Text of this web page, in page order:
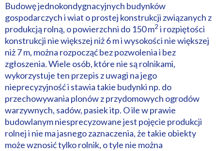
Budowę jednokondygnacyjnych budynków
gospodarczych i wiat o prostej konstrukcji związanych z
produkcją rolną, o powierzchni do 150 m2 i rozpiętości
konstrukcji nie większej niż 6 m i wysokości nie większej
niż 7 m, można rozpocząć bez pozwolenia i bez
zgłoszenia. Wiele osób, które nie są rolnikami,
wykorzystuje ten przepis z uwagi na jego
nieprecyzyjność i stawia takie budynki np. do
przechowywania plonów z przydomowych ogrodów
warzywnych, sadów, pasiek itp. O ile w prawie
budowlanym niesprecyzowane jest pojęcie produkcji
rolnej i nie ma jasnego zaznaczenia, że takie obiekty
może wznosić tylko rolnik, o tyle nie można